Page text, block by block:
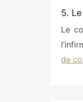
5.
Le
de